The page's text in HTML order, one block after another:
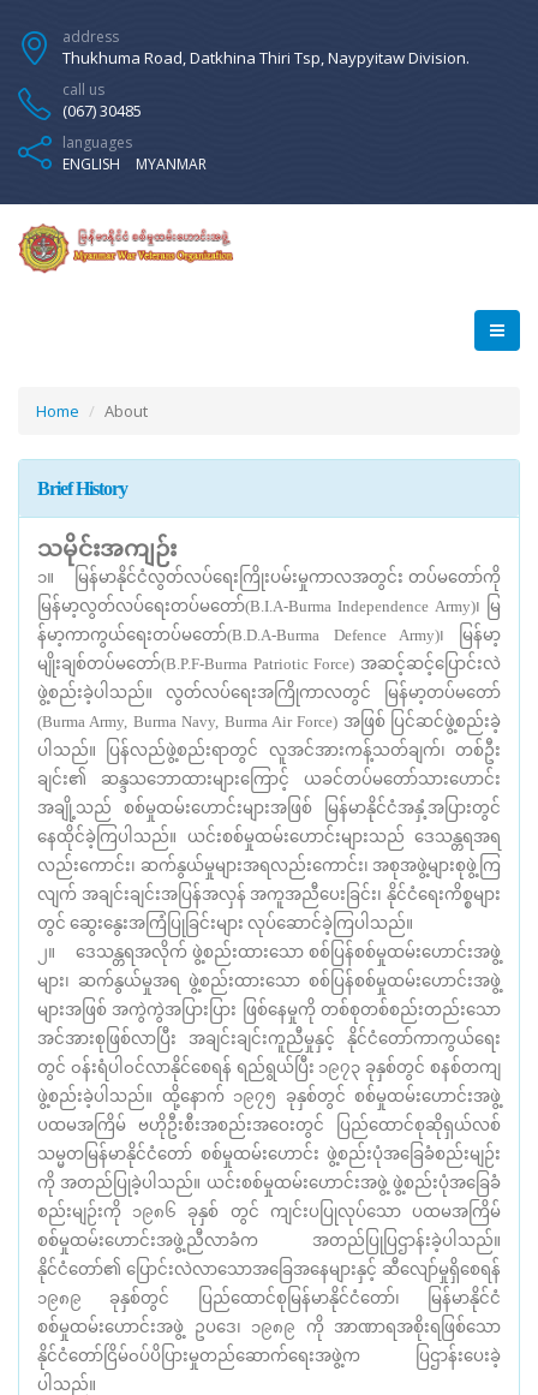
address
Thukhuma Road, Datkhina Thiri Tsp, Naypyitaw Division.
call us
(067) 30485
languages
ENGLISH
MYANMAR
Home About
Brief History
သမိုင်းအကျဉ်း
၁။ မြန်မာနိုင်ငံလွတ်လပ်ရေးကြိုးပမ်းမှုကာလအတွင်း တပ်မတော်ကို
မြန်မာ့လွတ်လပ်ရေးတပ်မတော်(B.I.A-Burma Independence Army)၊ မြ
န်မာ့ကာကွယ်ရေးတပ်မတော်(B.D.A-Burma Defence Army)၊ မြန်မာ့
မျိုးချစ်တပ်မတော်(B.P.F-Burma Patriotic Force) အဆင့်ဆင့်ပြောင်းလဲ
ဖွဲ့စည်းခဲ့ပါသည်။ လွတ်လပ်ရေးအကြိုကာလတွင် မြန်မာ့တပ်မတော်
(Burma Army, Burma Navy, Burma Air Force) အဖြစ် ပြင်ဆင်ဖွဲ့စည်းခဲ့
ပါသည်။ ပြန်လည်ဖွဲ့စည်းရာတွင် လူအင်အားကန့်သတ်ချက်၊ တစ်ဦး
ချင်း၏ ဆန္ဒသဘောထားများကြောင့် ယခင်တပ်မတော်သားဟောင်း
အချို့သည် စစ်မှုထမ်းဟောင်းများအဖြစ် မြန်မာနိုင်ငံအနှံ့အပြားတွင်
နေထိုင်ခဲ့ကြပါသည်။ ယင်းစစ်မှုထမ်းဟောင်းများသည် ဒေသန္တရအရ
လည်းကောင်း၊ ဆက်နွယ်မှုများအရလည်းကောင်း၊ အစုအဖွဲ့များစုဖွဲ့ကြ
လျက် အချင်းချင်းအပြန်အလှန် အကူအညီပေးခြင်း၊ နိုင်ငံရေးကိစ္စများ
တွင် ဆွေးနွေးအကြံပြုခြင်းများ လုပ်ဆောင်ခဲ့ကြပါသည်။
၂။ ဒေသန္တရအလိုက် ဖွဲ့စည်းထားသော စစ်ပြန်စစ်မှုထမ်းဟောင်းအဖွဲ့
များ၊ ဆက်နွယ်မှုအရ ဖွဲ့စည်းထားသော စစ်ပြန်စစ်မှုထမ်းဟောင်းအဖွဲ့
များအဖြစ် အကွဲကွဲအပြားပြား ဖြစ်နေမှုကို တစ်စုတစ်စည်းတည်းသော
အင်အားစုဖြစ်လာပြီး အချင်းချင်းကူညီမှုနှင့် နိုင်ငံတော်ကာကွယ်ရေး
တွင် ၀န်းရံပါ၀င်လာနိုင်စေရန် ရည်ရွယ်ပြီး ၁၉၇၃ ခုနှစ်တွင် စနစ်တကျ
ဖွဲ့စည်းခဲ့ပါသည်။ ထို့နောက် ၁၉၇၅ ခုနှစ်တွင် စစ်မှုထမ်းဟောင်းအဖွဲ့
ပထမအကြိမ် ဗဟိုဦးစီးအစည်းအဝေးတွင် ပြည်ထောင်စုဆိုရှယ်လစ်
သမ္မတမြန်မာနိုင်ငံတော် စစ်မှုထမ်းဟောင်း ဖွဲ့စည်းပုံအခြေခံစည်းမျဉ်း
ကို အတည်ပြုခဲ့ပါသည်။ ယင်းစစ်မှုထမ်းဟောင်းအဖွဲ့ ဖွဲ့စည်းပုံအခြေခံ
စည်းမျဉ်းကို ၁၉၈၆ ခုနှစ် တွင် ကျင်းပပြုလုပ်သော ပထမအကြိမ်
စစ်မှုထမ်းဟောင်းအဖွဲ့ညီလာခံက အတည်ပြုပြဌာန်းခဲ့ပါသည်။
နိုင်ငံတော်၏ ပြောင်းလဲလာသောအခြေအနေများနှင့် ဆီလျော်မှုရှိစေရန်
၁၉၈၉ ခုနှစ်တွင် ပြည်ထောင်စုမြန်မာနိုင်ငံတော်၊ မြန်မာနိုင်ငံ
စစ်မှုထမ်းဟောင်းအဖွဲ့ ဥပဒေ၊ ၁၉၈၉ ကို အာဏာရအစိုးရဖြစ်သော
နိုင်ငံတော်ငြိမ်၀ပ်ပိပြားမှုတည်ဆောက်ရေးအဖွဲ့က ပြဌာန်းပေးခဲ့
ပါသည်။